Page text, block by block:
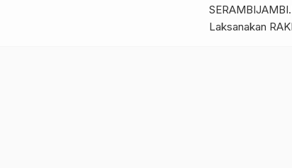
Laksanakan